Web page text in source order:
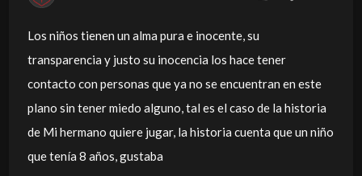
Los niños tienen un alma pura e inocente, su
transparencia y justo su inocencia los hace tener
contacto con personas que ya no se encuentran en este
plano sin tener miedo alguno, tal es el caso de la historia
de Mi hermano quiere jugar, la historia cuenta que un niño
que tenía 8 años, gustaba